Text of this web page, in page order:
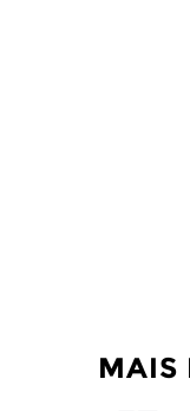
MAIS